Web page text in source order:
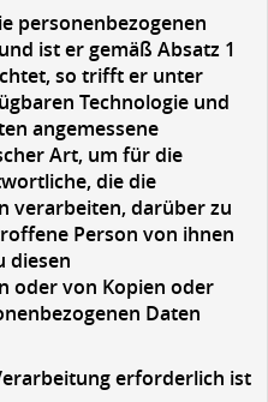
personenbezogenen
ist er gemäß Absatz 1
so trifft er unter
Technologie und
angemessene
Art, um für die
die die
verarbeiten, darüber zu
Person von ihnen
diesen
oder von Kopien oder
Daten
erforderlich ist